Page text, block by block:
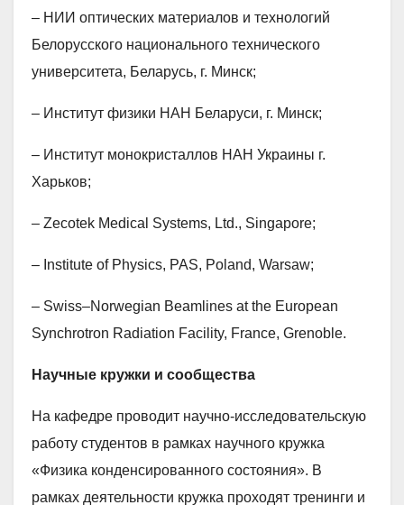
– НИИ оптических материалов и технологий
Белорусского национального технического
университета, Беларусь, г. Минск;
– Институт физики НАН Беларуси, г. Минск;
– Институт монокристаллов НАН Украины г.
Харьков;
– Zecotek Medical Systems, Ltd., Singapore;
– Institute of Physics, PAS, Poland, Warsaw;
– Swiss–Norwegian Beamlines at the European
Synchrotron Radiation Facility, France, Grenoble.
Научные кружки и сообщества
На кафедре проводит научно-исследовательскую
работу студентов в рамках научного кружка
«Физика конденсированного состояния». В
рамках деятельности кружка проходят тренинги и